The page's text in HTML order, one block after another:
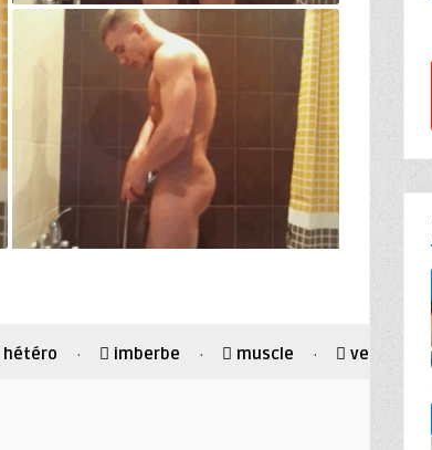
hétéro · imberbe · muscle · vestiaire